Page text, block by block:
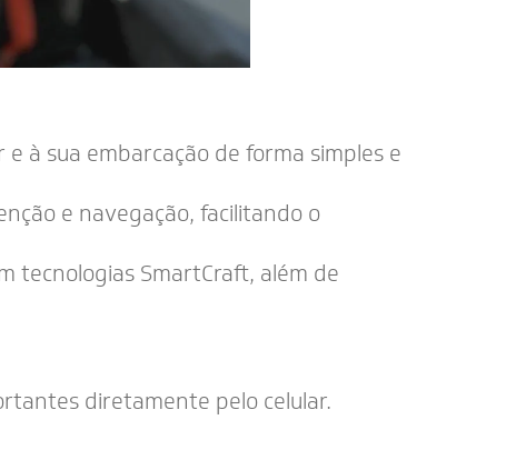
à sua embarcação de forma simples e
e navegação, facilitando o
tecnologias SmartCraft, além de
diretamente pelo celular.